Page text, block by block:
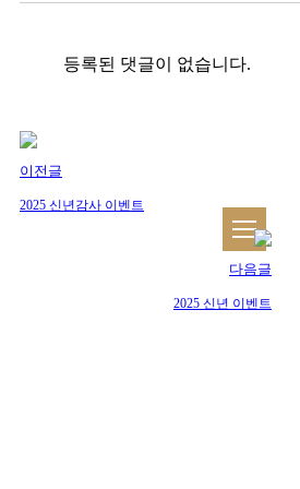
등록된 댓글이 없습니다.
이전글
2025 신년감사 이벤트
다음글
2025 신년 이벤트